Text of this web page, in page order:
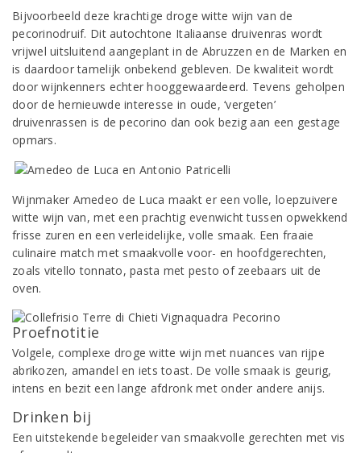
Bijvoorbeeld deze krachtige droge witte wijn van de
pecorinodruif. Dit autochtone Italiaanse druivenras wordt
vrijwel uitsluitend aangeplant in de Abruzzen en de Marken en
is daardoor tamelijk onbekend gebleven. De kwaliteit wordt
door wijnkenners echter hooggewaardeerd. Tevens geholpen
door de hernieuwde interesse in oude, ‘vergeten’
druivenrassen is de pecorino dan ook bezig aan een gestage
opmars.
Wijnmaker Amedeo de Luca maakt er een volle, loepzuivere
witte wijn van, met een prachtig evenwicht tussen opwekkend
frisse zuren en een verleidelijke, volle smaak. Een fraaie
culinaire match met smaakvolle voor- en hoofdgerechten,
zoals vitello tonnato, pasta met pesto of zeebaars uit de
oven.
Proefnotitie
Volgele, complexe droge witte wijn met nuances van rijpe
abrikozen, amandel en iets toast. De volle smaak is geurig,
intens en bezit een lange afdronk met onder andere anijs.
Drinken bij
Een uitstekende begeleider van smaakvolle gerechten met vis